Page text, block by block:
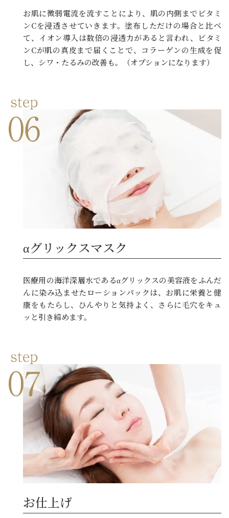
お肌に微弱電流を流すことにより、肌の内側までビタミ
ンCを浸透させていきます。塗布しただけの場合と比べ
て、イオン導入は数倍の浸透力があると言われ、ビタミ
ンCが肌の真皮まで届くことで、コラーゲンの生成を促
し、シワ・たるみの改善も。（オプションになります）
αグリックスマスク
医療用の海洋深層水であるαグリックスの美容液をふんだ
んに染み込ませたローションパックは、お肌に栄養と健
康をもたらし、ひんやりと気持よく、さらに毛穴をキュ
ッと引き締めます。
お仕上げ